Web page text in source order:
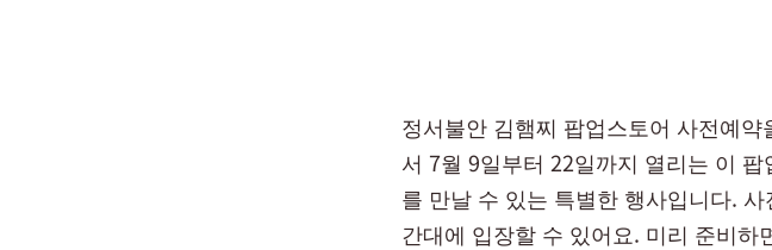
정서불안 김햄찌 팝업스토어 사전예
서 7월 9일부터 22일까지 열리는 이
를 만날 수 있는 특별한 행사입니다.
간대에 입장할 수 있어요. 미리 준비